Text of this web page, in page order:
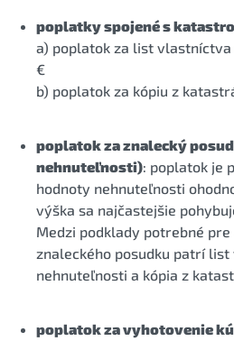
poplatky spojené s
a) poplatok za list
€
b) poplatok za kópiu z
poplatok za znalecký
nehnuteľnosti): poplatok je
hodnoty nehnuteľnosti
výška sa najčastejšie
Medzi podklady potrebné
znaleckého posudku patrí
nehnuteľnosti a kópia z
poplatok za vyhotovenie